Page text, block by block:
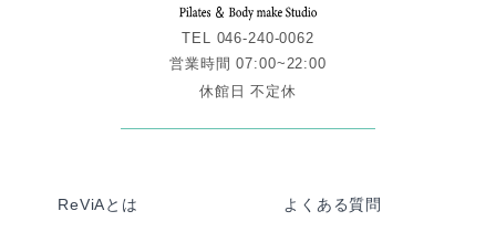
TEL 046-240-0062
営業時間 07:00~22:00
休館日 不定休
ReViAとは よくある質問